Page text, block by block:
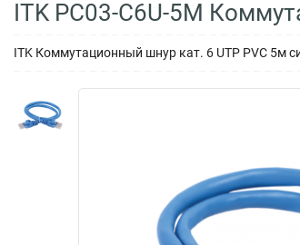
ITK PC03-C6U-5M
ITK Коммутационный шнур кат. 6 UTP PVC 5м